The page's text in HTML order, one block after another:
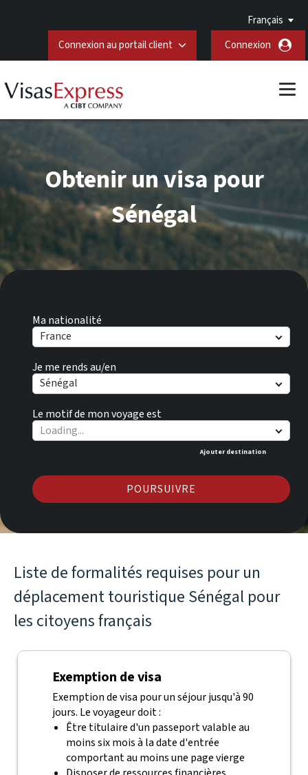
Français
Connexion au portail client
Connexion
Ma nationalité
France
Je me rends au/en
Sénégal
Le motif de mon voyage est
Ajouter destination
POURSUIVRE
Obtenir un visa pour
Sénégal
Liste de formalités requises pour un
déplacement touristique Sénégal pour
les citoyens français
Exemption de visa
Exemption de visa pour un séjour jusqu'à 90
jours. Le voyageur doit :
Être titulaire d'un passeport valable au
moins six mois à la date d'entrée
comportant au moins une page vierge